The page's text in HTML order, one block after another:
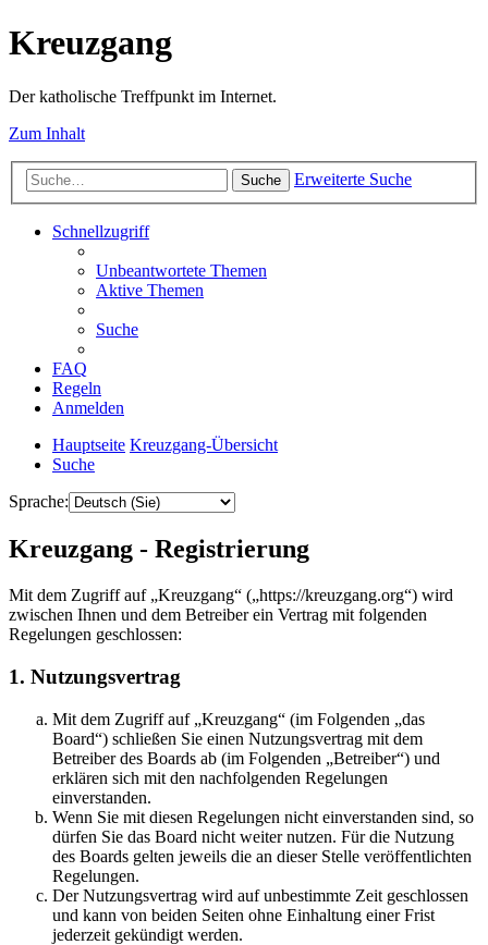
Kreuzgang
Der katholische Treffpunkt im Internet.
Zum Inhalt
Suche Erweiterte Suche
Schnellzugriff
Unbeantwortete Themen
Aktive Themen
Suche
FAQ
Regeln
Anmelden
Hauptseite Kreuzgang-Übersicht
Suche
Sprache:
Kreuzgang - Registrierung
Mit dem Zugriff auf „Kreuzgang“ („https://kreuzgang.org“) wird
zwischen Ihnen und dem Betreiber ein Vertrag mit folgenden
Regelungen geschlossen:
1. Nutzungsvertrag
Mit dem Zugriff auf „Kreuzgang“ (im Folgenden „das
Board“) schließen Sie einen Nutzungsvertrag mit dem
Betreiber des Boards ab (im Folgenden „Betreiber“) und
erklären sich mit den nachfolgenden Regelungen
einverstanden.
Wenn Sie mit diesen Regelungen nicht einverstanden sind, so
dürfen Sie das Board nicht weiter nutzen. Für die Nutzung
des Boards gelten jeweils die an dieser Stelle veröffentlichten
Regelungen.
Der Nutzungsvertrag wird auf unbestimmte Zeit geschlossen
und kann von beiden Seiten ohne Einhaltung einer Frist
jederzeit gekündigt werden.